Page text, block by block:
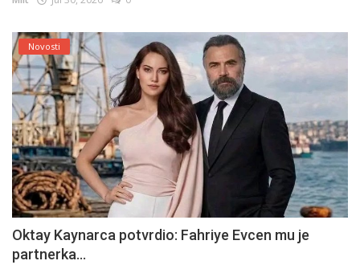
Novosti
Oktay Kaynarca potvrdio: Fahriye Evcen mu je
partnerka...